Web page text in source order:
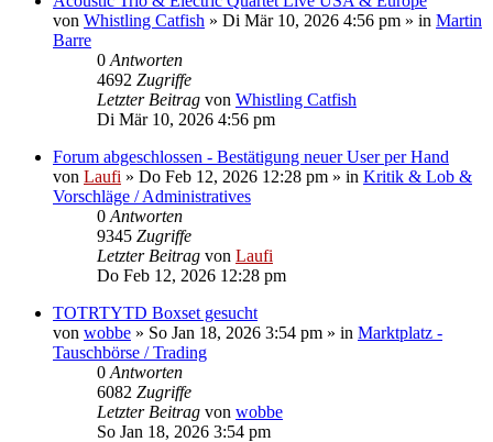
von Whistling Catfish » Di Mär 10, 2026 4:56 pm » in Martin
Barre
0 Antworten
4692 Zugriffe
Letzter Beitrag von Whistling Catfish
Di Mär 10, 2026 4:56 pm
Forum abgeschlossen - Bestätigung neuer User per Hand
von Laufi » Do Feb 12, 2026 12:28 pm » in Kritik & Lob &
Vorschläge / Administratives
0 Antworten
9345 Zugriffe
Letzter Beitrag von Laufi
Do Feb 12, 2026 12:28 pm
TOTRTYTD Boxset gesucht
von wobbe » So Jan 18, 2026 3:54 pm » in Marktplatz -
Tauschbörse / Trading
0 Antworten
6082 Zugriffe
Letzter Beitrag von wobbe
So Jan 18, 2026 3:54 pm